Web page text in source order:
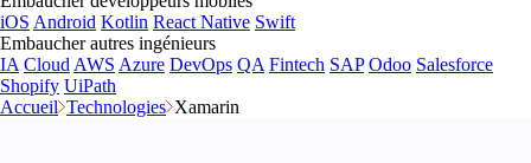
iOS Android Kotlin React Native Swift
Embaucher autres ingénieurs
IA Cloud AWS Azure DevOps QA Fintech SAP Odoo Salesforce
Shopify UiPath
Accueil Technologies Xamarin